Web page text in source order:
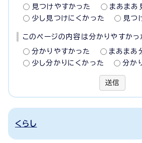
見つけやすかった
まあまあ
少し見つけにくかった
見つ
このページの内容は分かりやすかっ
分かりやすかった
まあまあ
少し分かりにくかった
分か
送信
くらし